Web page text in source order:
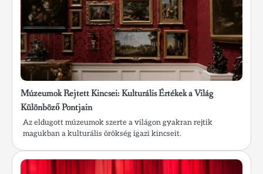
Múzeumok Rejtett Kincsei: Kulturális Értékek a Világ
Különböző Pontjain
Az eldugott múzeumok szerte a világon gyakran rejtik
magukban a kulturális örökség igazi kincseit.